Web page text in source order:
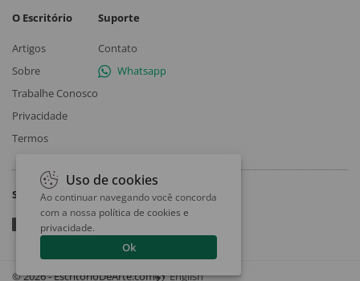
O Escritório
Artigos
Sobre
Trabalhe Conosco
Privacidade
Termos
Suporte
Contato
Whatsapp
Siga
© 2026 - EscritorioDeArte.com English
Uso de cookies
Ao continuar navegando você concorda
com a nossa política de cookies e
privacidade.
Ok